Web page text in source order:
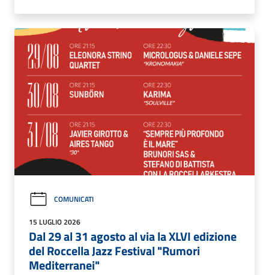
COMUNICATI
15 LUGLIO 2026
Dal 29 al 31 agosto al via la XLVI edizione
del Roccella Jazz Festival "Rumori
Mediterranei"